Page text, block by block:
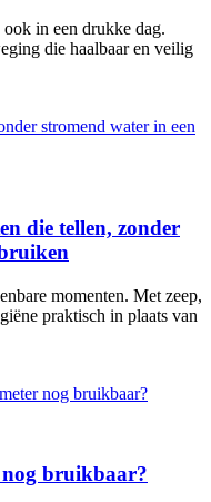
in een drukke dag.
die haalbaar en veilig
die tellen, zonder
momenten. Met zeep,
praktisch in plaats van
nog bruikbaar?